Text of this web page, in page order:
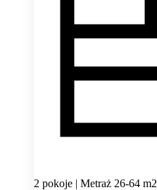
2 pokoje | Metraż 26-64 m2